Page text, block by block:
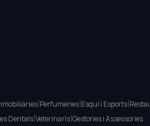
|Perfumeries|Esquí i Esports|
Dentals|Veterinaris|Gestories i Assessories